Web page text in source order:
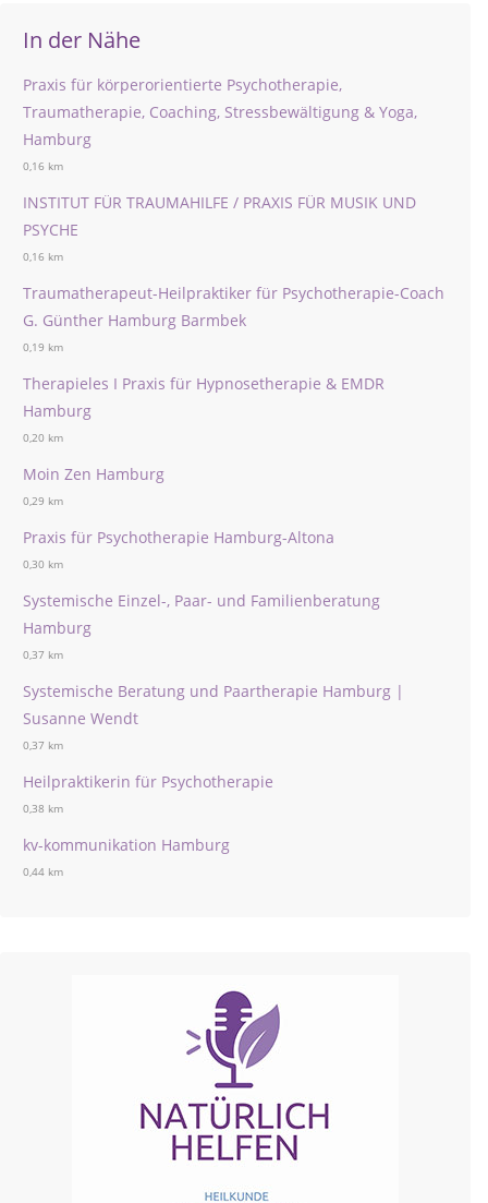
In der Nähe
Praxis für körperorientierte Psychotherapie,
Traumatherapie, Coaching, Stressbewältigung & Yoga,
Hamburg
0,16 km
INSTITUT FÜR TRAUMAHILFE / PRAXIS FÜR MUSIK UND
PSYCHE
0,16 km
Traumatherapeut-Heilpraktiker für Psychotherapie-Coach
G. Günther Hamburg Barmbek
0,19 km
Therapieles I Praxis für Hypnosetherapie & EMDR
Hamburg
0,20 km
Moin Zen Hamburg
0,29 km
Praxis für Psychotherapie Hamburg-Altona
0,30 km
Systemische Einzel-, Paar- und Familienberatung
Hamburg
0,37 km
Systemische Beratung und Paartherapie Hamburg |
Susanne Wendt
0,37 km
Heilpraktikerin für Psychotherapie
0,38 km
kv-kommunikation Hamburg
0,44 km